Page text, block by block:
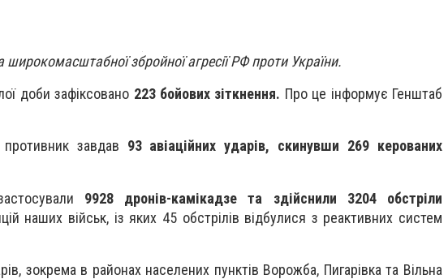
збройної агресії РФ проти України.
доби зафіксовано 223 бойових зіткнення. Про це інформує Генштаб
завдав 93 авіаційних ударів, скинувши 269 керованих
9928 дронів-камікадзе та здійснили 3204 обстріли
наших військ, із яких 45 обстрілів відбулися з реактивних систем
зокрема в районах населених пунктів Ворожба, Пигарівка та Вільна